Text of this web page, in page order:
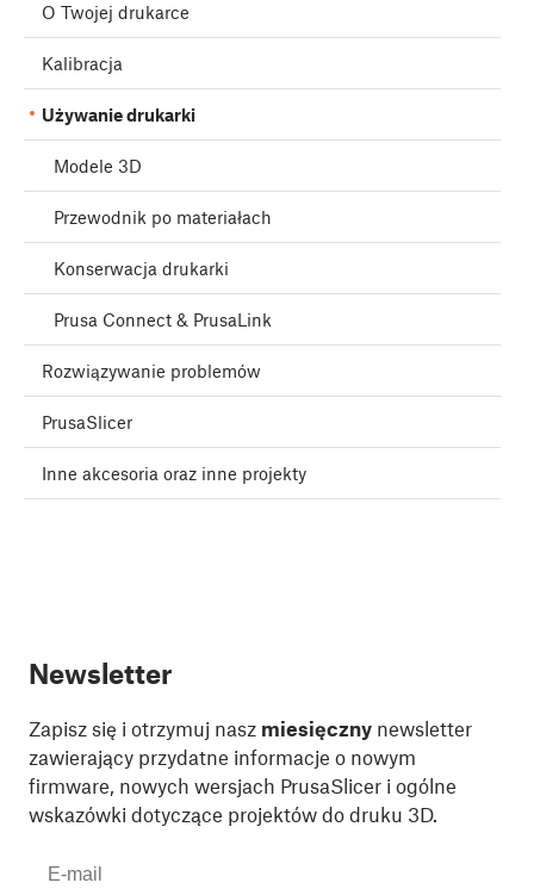
O Twojej drukarce
Kalibracja
Używanie drukarki
Modele 3D
Przewodnik po materiałach
Konserwacja drukarki
Prusa Connect & PrusaLink
Rozwiązywanie problemów
PrusaSlicer
Inne akcesoria oraz inne projekty
Newsletter
Zapisz się i otrzymuj nasz miesięczny newsletter
zawierający przydatne informacje o nowym
firmware, nowych wersjach PrusaSlicer i ogólne
wskazówki dotyczące projektów do druku 3D.